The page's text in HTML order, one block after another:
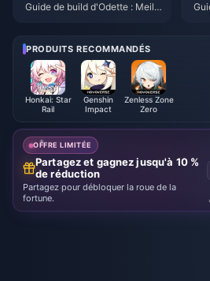
Guide de build d'Odette : Meille
PRODUITS RECOMMANDÉS
Honkai: Star
Rail
Genshin
Impact
Zenless Zone
Zero
OFFRE LIMITÉE
Partagez et gagnez jusqu'à 10 %
de réduction
Partagez pour débloquer la roue de la
fortune.